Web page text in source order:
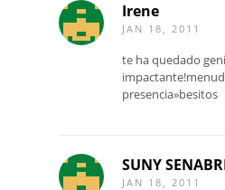
Irene
JAN 18, 2011
te ha quedado
presencia»besitos
SUNY
JAN 18, 2011